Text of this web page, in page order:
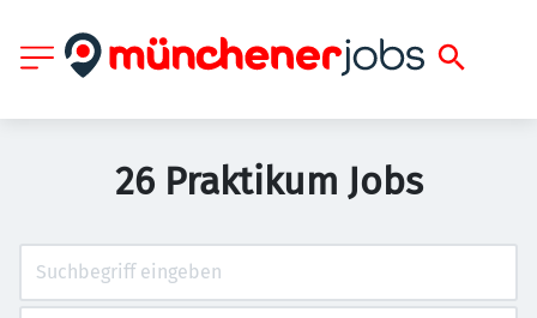
26 Praktikum Jobs